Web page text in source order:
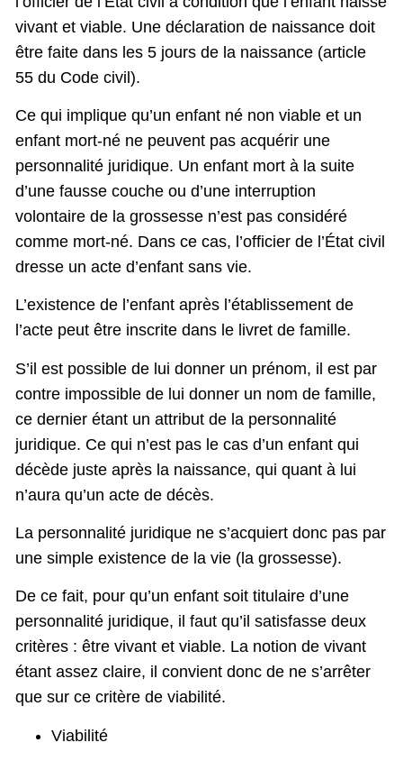
vivant et viable. Une déclaration de naissance doit
être faite dans les 5 jours de la naissance (article
55 du Code civil).
Ce qui implique qu’un enfant né non viable et un
enfant mort-né ne peuvent pas acquérir une
personnalité juridique. Un enfant mort à la suite
d’une fausse couche ou d’une interruption
volontaire de la grossesse n’est pas considéré
comme mort-né. Dans ce cas, l’officier de l’État civil
dresse un acte d’enfant sans vie.
L’existence de l’enfant après l’établissement de
l’acte peut être inscrite dans le livret de famille.
S’il est possible de lui donner un prénom, il est par
contre impossible de lui donner un nom de famille,
ce dernier étant un attribut de la personnalité
juridique. Ce qui n’est pas le cas d’un enfant qui
décède juste après la naissance, qui quant à lui
n’aura qu’un acte de décès.
La personnalité juridique ne s’acquiert donc pas par
une simple existence de la vie (la grossesse).
De ce fait, pour qu’un enfant soit titulaire d’une
personnalité juridique, il faut qu’il satisfasse deux
critères : être vivant et viable. La notion de vivant
étant assez claire, il convient donc de ne s’arrêter
que sur ce critère de viabilité.
Viabilité